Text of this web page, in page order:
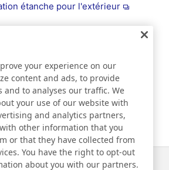
étanche pour l'extérieur
de l'eau
être utilisé facilement.
your experience on our
content and ads, to provide
and to analyses our traffic. We
your use of our website with
and analytics partners,
other information that you
or that they have collected from
You have the right to opt-out
about you with our partners.